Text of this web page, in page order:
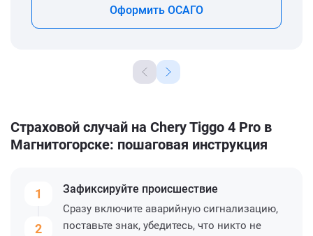
Оформить ОСАГО
Страховой случай на Chery Tiggo 4 Pro в
Магнитогорске: пошаговая инструкция
1
2
Зафиксируйте происшествие
Сразу включите аварийную сигнализацию,
поставьте знак, убедитесь, что никто не